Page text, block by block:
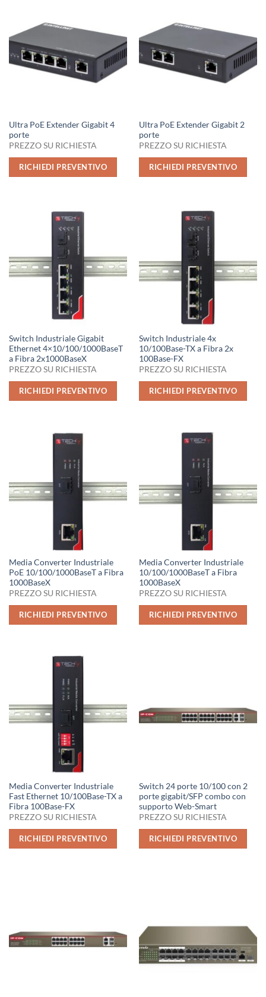
Ultra PoE Extender Gigabit 4
porte
PREZZO SU RICHIESTA
RICHIEDI PREVENTIVO
Ultra PoE Extender Gigabit 2
porte
PREZZO SU RICHIESTA
RICHIEDI PREVENTIVO
Switch Industriale Gigabit
Ethernet 4×10/100/1000BaseT
a Fibra 2x1000BaseX
PREZZO SU RICHIESTA
RICHIEDI PREVENTIVO
Switch Industriale 4x
10/100Base-TX a Fibra 2x
100Base-FX
PREZZO SU RICHIESTA
RICHIEDI PREVENTIVO
Media Converter Industriale
PoE 10/100/1000BaseT a Fibra
1000BaseX
PREZZO SU RICHIESTA
RICHIEDI PREVENTIVO
Media Converter Industriale
10/100/1000BaseT a Fibra
1000BaseX
PREZZO SU RICHIESTA
RICHIEDI PREVENTIVO
Media Converter Industriale
Fast Ethernet 10/100Base-TX a
Fibra 100Base-FX
PREZZO SU RICHIESTA
RICHIEDI PREVENTIVO
Switch 24 porte 10/100 con 2
porte gigabit/SFP combo con
supporto Web-Smart
PREZZO SU RICHIESTA
RICHIEDI PREVENTIVO